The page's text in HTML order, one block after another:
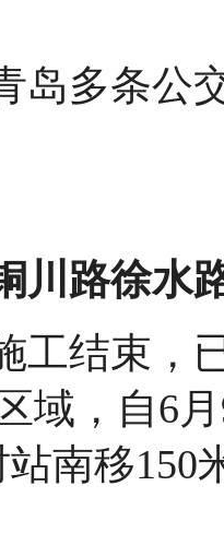
岛多条公
川路徐水
工结束，
域，自6
南移150